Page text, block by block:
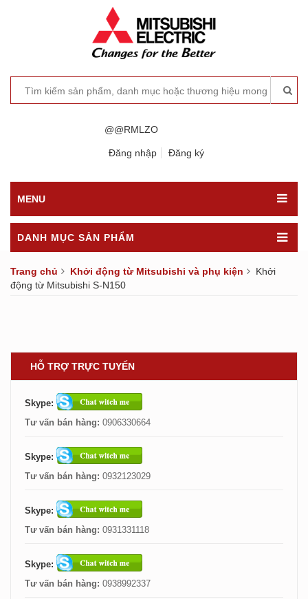
@@RMLZO
Đăng nhập Đăng ký
MENU
DANH MỤC SẢN PHẨM
Trang chủ Khởi động từ Mitsubishi và phụ kiện
Khởi
động từ Mitsubishi S-N150
HỖ TRỢ TRỰC TUYẾN
Skype:
Tư vấn bán hàng: 0906330664
Skype:
Tư vấn bán hàng: 0932123029
Skype:
Tư vấn bán hàng: 0931331118
Skype:
Tư vấn bán hàng: 0938992337